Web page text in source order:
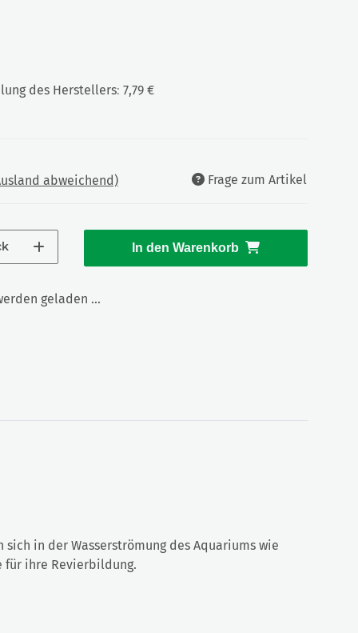
des Herstellers: 7,79 €
abweichend) Frage zum Artikel
In den Warenkorb
geladen ...
in der Wasserströmung des Aquariums wie
für ihre Revierbildung.